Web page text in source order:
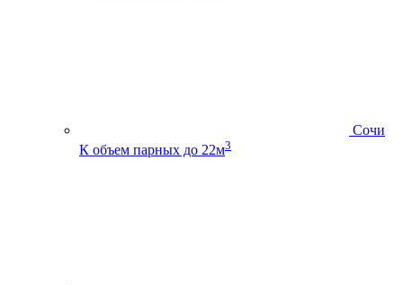
Сочи
К объем парных до 22м3